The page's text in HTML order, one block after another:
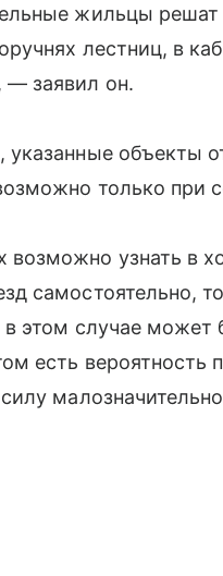
жильцы
лестниц, в
— заявил он.
указанные объекты
только при
узнать в
самостоятельно,
этом случае может
есть вероятность